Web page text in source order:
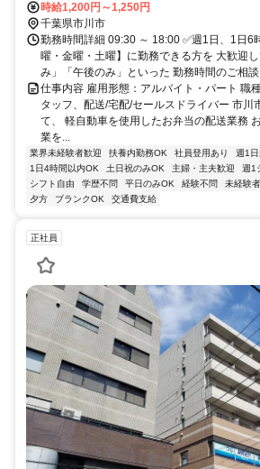
時給1,200円～1,250円
千葉県市川市
勤務時間詳細 09:30 ～ 18:00 ✅週1日、1日6
曜・金曜・土曜】に勤務できる方を 大歓迎
み」「午後のみ」といった 勤務時間のご相
仕事内容 雇用形態：アルバイト・パート 職
タッフ、配送/宅配/セールスドライバー 市川
て、 軽自動車を使用したお弁当の配送業務
業を...
業界未経験者歓迎 扶養内勤務OK 社員登用あり 週1
1日4時間以内OK
土日祝のみOK 主婦・主夫歓迎 週1
シフト自由
学歴不問 平日のみOK 経験不問 未経験
夕方
ブランクOK 交通費支給
正社員